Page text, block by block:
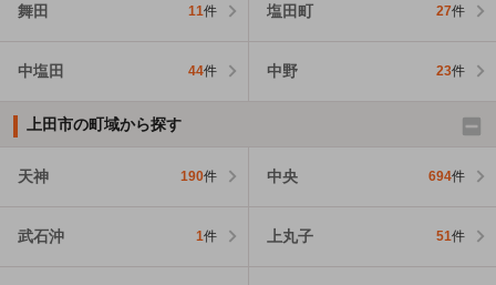
舞田 11件 塩田町 27件
中塩田 44件 中野 23件
上田市の町域から探す
天神 190件 中央 694件
武石沖 1件 上丸子 51件